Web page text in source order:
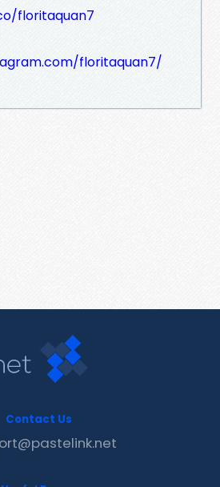
floritaquan7
floritaquan7/
Contact Us